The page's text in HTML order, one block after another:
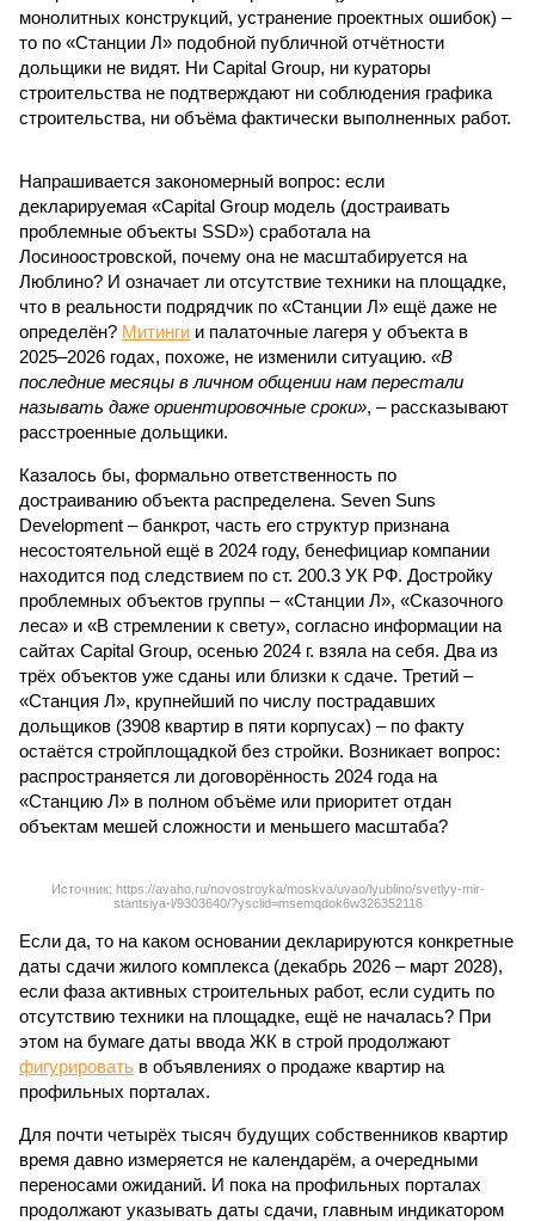
монолитных конструкций, устранение проектных ошибок) –
то по «Станции Л» подобной публичной отчётности
дольщики не видят. Ни Capital Group, ни кураторы
строительства не подтверждают ни соблюдения графика
строительства, ни объёма фактически выполненных работ.
Напрашивается закономерный вопрос: если
декларируемая «Capital Group модель (достраивать
проблемные объекты SSD») сработала на
Лосиноостровской, почему она не масштабируется на
Люблино? И означает ли отсутствие техники на площадке,
что в реальности подрядчик по «Станции Л» ещё даже не
определён? Митинги и палаточные лагеря у объекта в
2025–2026 годах, похоже, не изменили ситуацию. «В
последние месяцы в личном общении нам перестали
называть даже ориентировочные сроки», – рассказывают
расстроенные дольщики.
Казалось бы, формально ответственность по
достраиванию объекта распределена. Seven Suns
Development – банкрот, часть его структур признана
несостоятельной ещё в 2024 году, бенефициар компании
находится под следствием по ст. 200.3 УК РФ. Достройку
проблемных объектов группы – «Станции Л», «Сказочного
леса» и «В стремлении к свету», согласно информации на
сайтах Capital Group, осенью 2024 г. взяла на себя. Два из
трёх объектов уже сданы или близки к сдаче. Третий –
«Станция Л», крупнейший по числу пострадавших
дольщиков (3908 квартир в пяти корпусах) – по факту
остаётся стройплощадкой без стройки. Возникает вопрос:
распространяется ли договорённость 2024 года на
«Станцию Л» в полном объёме или приоритет отдан
объектам мешей сложности и меньшего масштаба?
Источник: https://avaho.ru/novostroyka/moskva/uvao/lyublino/svetlyy-mir-
stantsiya-l/9303640/?ysclid=msemqdok6w326352116
Если да, то на каком основании декларируются конкретные
даты сдачи жилого комплекса (декабрь 2026 – март 2028),
если фаза активных строительных работ, если судить по
отсутствию техники на площадке, ещё не началась? При
этом на бумаге даты ввода ЖК в строй продолжают
фигурировать в объявлениях о продаже квартир на
профильных порталах.
Для почти четырёх тысяч будущих собственников квартир
время давно измеряется не календарём, а очередными
переносами ожиданий. И пока на профильных порталах
продолжают указывать даты сдачи, главным индикатором